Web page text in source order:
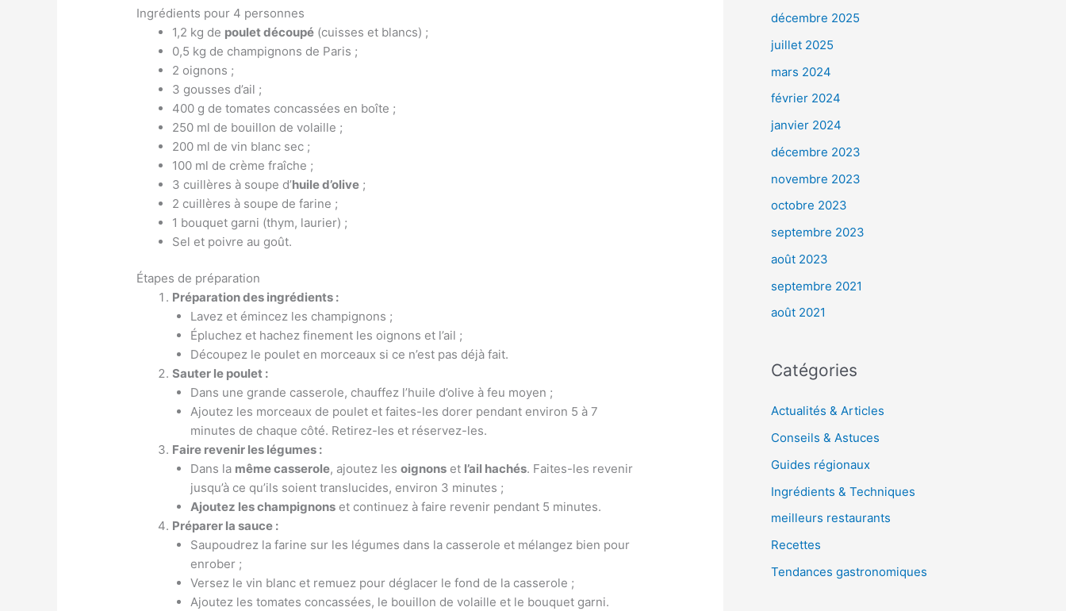
Ingrédients pour 4 personnes
1,2 kg de poulet découpé (cuisses et blancs) ;
0,5 kg de champignons de Paris ;
2 oignons ;
3 gousses d’ail ;
400 g de tomates concassées en boîte ;
250 ml de bouillon de volaille ;
200 ml de vin blanc sec ;
100 ml de crème fraîche ;
3 cuillères à soupe d’huile d’olive ;
2 cuillères à soupe de farine ;
1 bouquet garni (thym, laurier) ;
Sel et poivre au goût.
Étapes de préparation
Préparation des ingrédients :
Lavez et émincez les champignons ;
Épluchez et hachez finement les oignons et l’ail ;
Découpez le poulet en morceaux si ce n’est pas déjà fait.
Sauter le poulet :
Dans une grande casserole, chauffez l’huile d’olive à feu moyen ;
Ajoutez les morceaux de poulet et faites-les dorer pendant environ 5 à 7
minutes de chaque côté. Retirez-les et réservez-les.
Faire revenir les légumes :
Dans la même casserole, ajoutez les oignonset l’ail hachés. Faites-les revenir
jusqu’à ce qu’ils soient translucides, environ 3 minutes ;
Ajoutez les champignonset continuez à faire revenir pendant 5 minutes.
Préparer la sauce :
Saupoudrez la farine sur les légumes dans la casserole et mélangez bien pour
enrober ;
Versez le vin blanc et remuez pour déglacer le fond de la casserole ;
Ajoutez les tomates concassées, le bouillon de volaille et le bouquet garni.
décembre 2025
juillet 2025
mars 2024
février 2024
janvier 2024
décembre 2023
novembre 2023
octobre 2023
septembre 2023
août 2023
septembre 2021
août 2021
Catégories
Actualités & Articles
Conseils & Astuces
Guides régionaux
Ingrédients & Techniques
meilleurs restaurants
Recettes
Tendances gastronomiques